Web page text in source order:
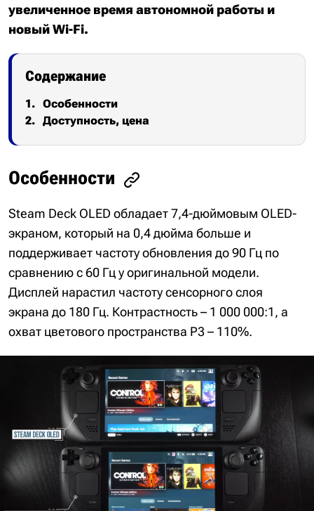
увеличенное время автономной работы и
новый Wi-Fi.
Содержание
Особенности
Доступность, цена
Особенности
Steam Deck OLED обладает 7,4-дюймовым OLED-
экраном, который на 0,4 дюйма больше и
поддерживает частоту обновления до 90 Гц по
сравнению с 60 Гц у оригинальной модели.
Дисплей нарастил частоту сенсорного слоя
экрана до 180 Гц. Контрастность – 1 000 000:1, а
охват цветового пространства P3 – 110%.